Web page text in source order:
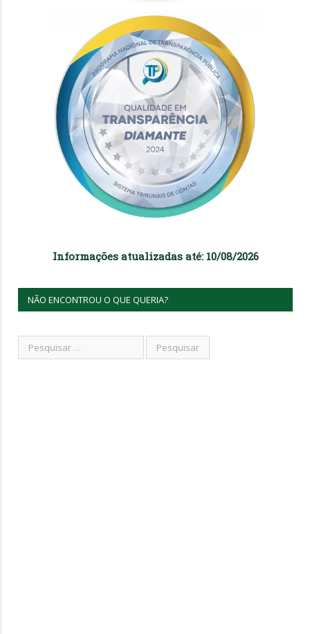
Informações atualizadas até: 10/08/2026
NÃO ENCONTROU O QUE QUERIA?